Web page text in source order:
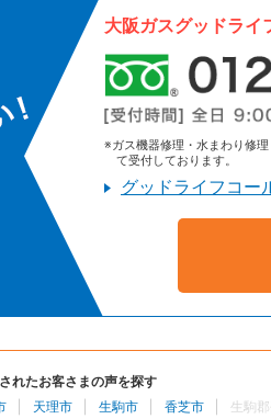
大阪ガスグッドライ
※ガス機器修理・水まわり修
て受付しております。
グッドライフコー
れたお客さまの声を探す
天理市 生駒市 香芝市 生駒郡